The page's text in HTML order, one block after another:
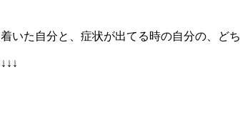
いた自分と、症状が出てる時の自分の、どち